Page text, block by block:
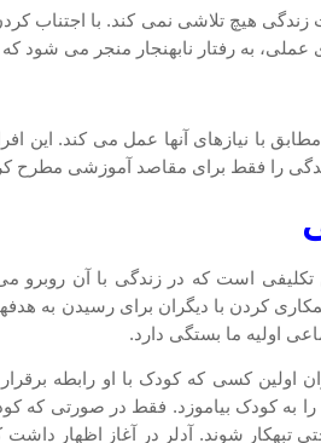
زندگی هیچ تلاشی نمی کند. با اجتناب
عملی، به رفتار نابهنجار منجر می
با نیازهای آنها عمل می کند. این
را فقط برای مقاصد آموزشی مطرح
تکلیفی است که در زندگی با آن
کردن با دیگران برای رسیدن به
اولیه ما بستگی دارد.
اولین کسی که کودک با او رابطه
به کودک بیاموزد. فقط در صورتی که
تبهکار شوند. آدلر در آغاز اظهار